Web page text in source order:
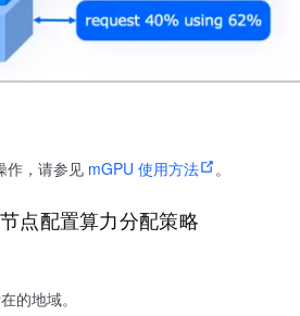
作，请参见 mGPU 使用方法 。
点配置算力分配策略
的地域。